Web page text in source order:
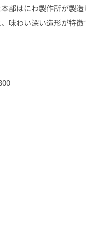
部はにわ製作所が製
味わい深い造形が特